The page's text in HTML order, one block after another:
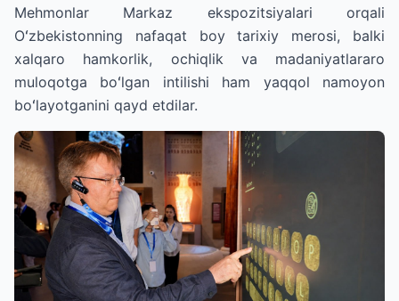
Mehmonlar Markaz ekspozitsiyalari orqali
Oʻzbekistonning nafaqat boy tarixiy merosi, balki
xalqaro hamkorlik, ochiqlik va madaniyatlararo
muloqotga boʻlgan intilishi ham yaqqol namoyon
boʻlayotganini qayd etdilar.